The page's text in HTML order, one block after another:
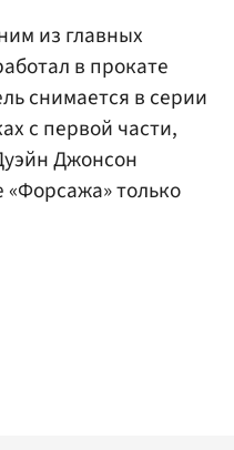
из главных
в прокате
снимается в серии
с первой части,
Джонсон
только